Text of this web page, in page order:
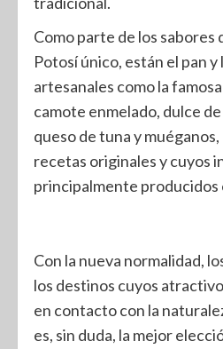
Como parte de los sabores
Potosí único, están el pan y
artesanales como la famosa
camote enmelado, dulce
queso de tuna y
recetas originales y cuyos
principalmente producidos
Con la nueva normalidad,
los destinos cuyos
en contacto con la
es, sin duda, la mejor